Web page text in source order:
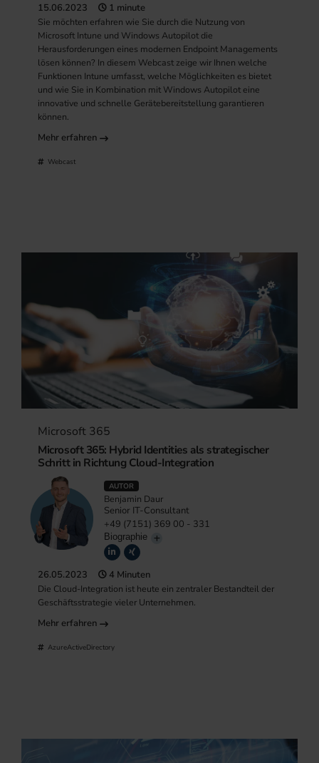
15.06.2023 1 minute
Sie möchten erfahren wie Sie durch die Nutzung von
Microsoft Intune und Windows Autopilot die
Herausforderungen eines modernen Endpoint Managements
lösen können? In diesem Webcast zeige wir Ihnen welche
Funktionen Intune umfasst, welche Möglichkeiten es bietet
und wie Sie in Kombination mit Windows Autopilot eine
innovative und schnelle Gerätebereitstellung garantieren
können.
Mehr erfahren
Webcast
Microsoft 365
Microsoft 365: Hybrid Identities als strategischer
Schritt in Richtung Cloud-Integration
AUTOR
Benjamin Daur
Senior IT-Consultant
+49 (7151) 369 00 - 331
Biographie
26.05.2023 4 Minuten
Die Cloud-Integration ist heute ein zentraler Bestandteil der
Geschäftsstrategie vieler Unternehmen.
Mehr erfahren
AzureActiveDirectory